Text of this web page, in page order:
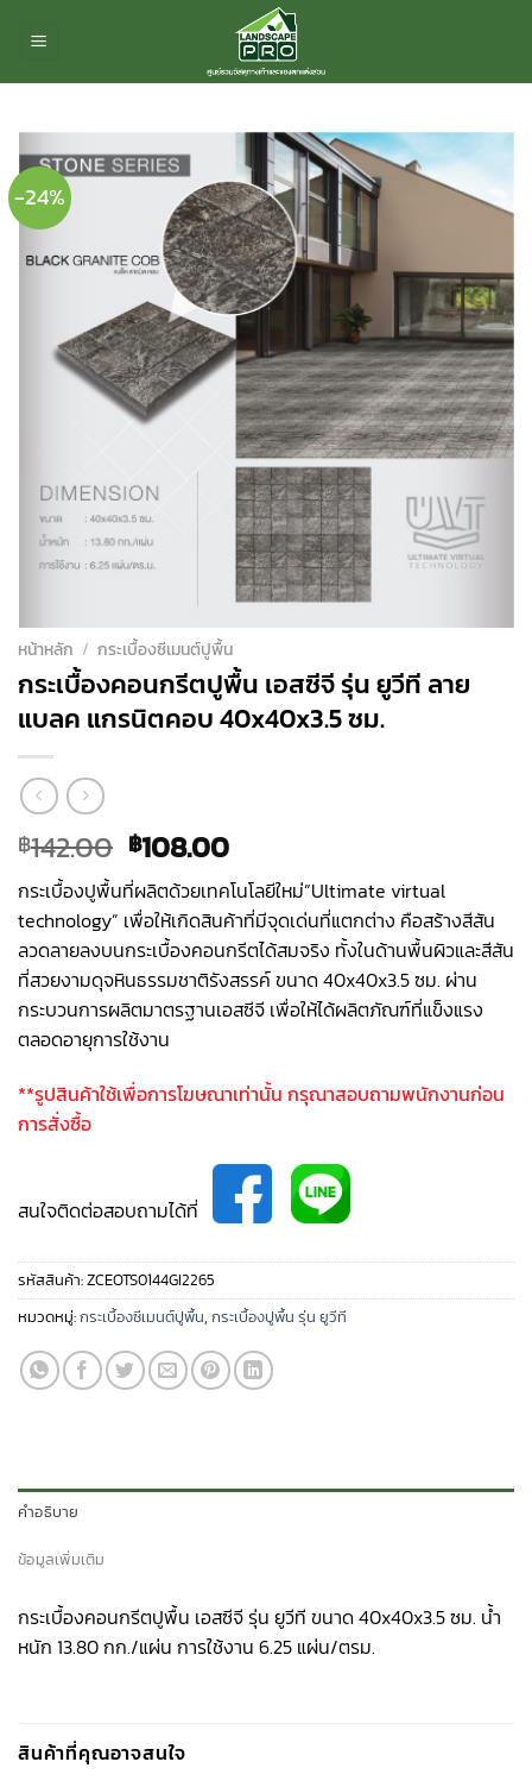
-24%
หน้าหลัก / กระเบื้องซีเมนต์ปูพื้น
กระเบื้องคอนกรีตปูพื้น เอสซีจี รุ่น ยูวีที ลาย
แบลค แกรนิตคอบ 40x40x3.5 ซม.
฿142.00 Original
price
was:
฿142.00.
฿108.00Current
price
is:
฿108.00.
กระเบื้องปูพื้นที่ผลิตด้วยเทคโนโลยีใหม่”Ultimate virtual
technology” เพื่อให้เกิดสินค้าที่มีจุดเด่นที่แตกต่าง คือสร้างสีสัน
ลวดลายลงบนกระเบื้องคอนกรีตได้สมจริง ทั้งในด้านพื้นผิวและสีสัน
ที่สวยงามดุจหินธรรมชาติรังสรรค์ ขนาด 40x40x3.5 ซม. ผ่าน
กระบวนการผลิตมาตรฐานเอสซีจี เพื่อให้ได้ผลิตภัณฑ์ที่แข็งแรง
ตลอดอายุการใช้งาน
**รูปสินค้าใช้เพื่อการโฆษณาเท่านั้น กรุณาสอบถามพนักงานก่อน
การสั่งซื้อ
สนใจติดต่อสอบถามได้ที่
รหัสสินค้า:ZCEOTS0144GI2265
หมวดหมู่:กระเบื้องซีเมนต์ปูพื้น, กระเบื้องปูพื้น รุ่น ยูวีที
คำอธิบาย
ข้อมูลเพิ่มเติม
กระเบื้องคอนกรีตปูพื้น เอสซีจี รุ่น ยูวีที ขนาด 40x40x3.5 ซม. น้ำ
หนัก 13.80 กก./แผ่น การใช้งาน 6.25 แผ่น/ตรม.
สินค้าที่คุณอาจสนใจ